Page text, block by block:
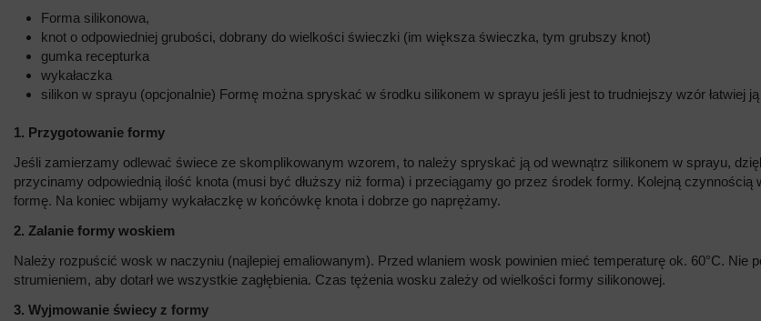
Forma silikonowa,
knot o odpowiedniej grubości, dobrany do wielkości świeczki (im większa świeczka, tym grubszy knot)
gumka recepturka
wykałaczka
silikon w sprayu (opcjonalnie) Formę można spryskać w środku silikonem w sprayu jeśli jest to trudniejszy wzór łatwiej
1. Przygotowanie formy
Jeśli zamierzamy odlewać świece ze skomplikowanym wzorem, to należy spryskać ją od wewnątrz silikonem w sprayu,
przycinamy odpowiednią ilość knota (musi być dłuższy niż forma) i przeciągamy go przez środek formy. Kolejną
formę. Na koniec wbijamy wykałaczkę w końcówkę knota i dobrze go naprężamy.
2. Zalanie formy woskiem
Należy rozpuścić wosk w naczyniu (najlepiej emaliowanym). Przed wlaniem wosk powinien mieć temperaturę ok. 60°C.
strumieniem, aby dotarł we wszystkie zagłębienia. Czas tężenia wosku zależy od wielkości formy silikonowej.
3. Wyjmowanie świecy z formy